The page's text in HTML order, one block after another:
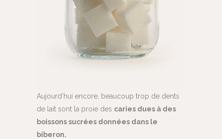
Aujourd’hui encore, beaucoup trop de dents
de lait sont la proie des caries dues à des
boissons sucrées données dans le
biberon.